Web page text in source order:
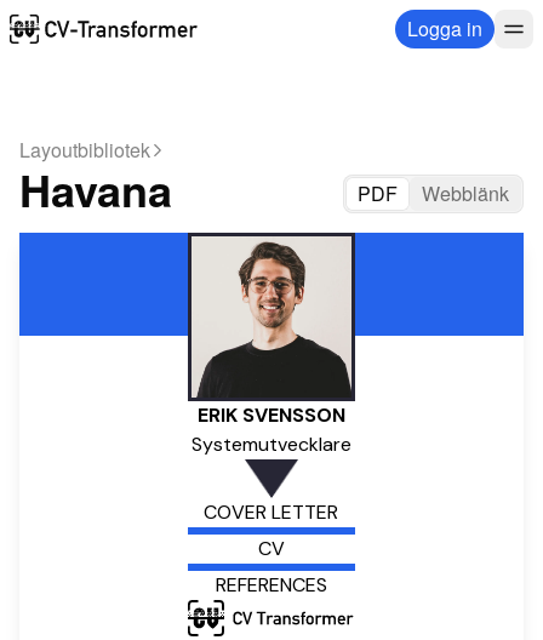
Logga in
Layoutbibliotek
Havana PDF Webblänk
ERIK SVENSSON
Systemutvecklare
COVER LETTER
CV
REFERENCES